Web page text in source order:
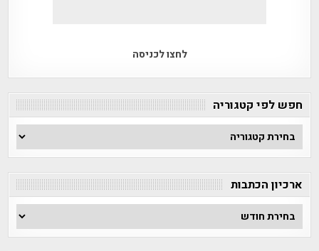
לחצו לכניסה
חפש לפי קטגוריה
חפש
לפי
קטגוריה
ארכיון הכתבות
ארכיון
הכתבות